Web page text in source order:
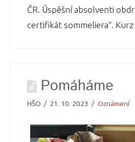
ČR. Úspěšní absolventi
certifikát sommeliera“. Kurz
Pomáháme
HŠO 21. 10. 2023 Oznámení